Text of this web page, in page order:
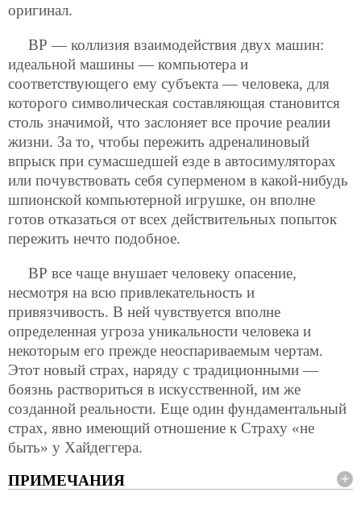
оригинал.
ВР — коллизия взаимодействия двух машин:
идеальной машины — компьютера и
соответствующего ему субъекта — человека, для
которого символическая составляющая становится
столь значимой, что заслоняет все прочие реалии
жизни. За то, чтобы пережить адреналиновый
впрыск при сумасшедшей езде в автосимуляторах
или почувствовать себя суперменом в какой-нибудь
шпионской компьютерной игрушке, он вполне
готов отказаться от всех действительных попыток
пережить нечто подобное.
ВР все чаще внушает человеку опасение,
несмотря на всю привлекательность и
привязчивость. В ней чувствуется вполне
определенная угроза уникальности человека и
некоторым его прежде неоспариваемым чертам.
Этот новый страх, наряду с традиционными —
боязнь раствориться в искусственной, им же
созданной реальности. Еще один фундаментальный
страх, явно имеющий отношение к Страху «не
быть» у Хайдеггера.
ПРИМЕЧАНИЯ